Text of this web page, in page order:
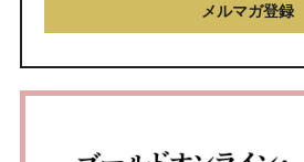
メルマガ登録